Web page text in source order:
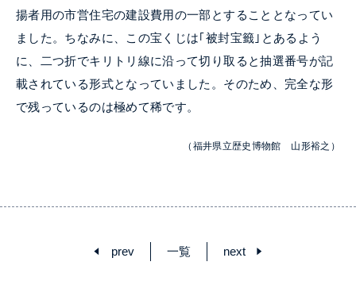
揚者用の市営住宅の建設費用の一部とすることとなってい
ました。ちなみに、この宝くじは｢被封宝籤｣とあるよう
に、二つ折でキリトリ線に沿って切り取ると抽選番号が記
載されている形式となっていました。そのため、完全な形
で残っているのは極めて稀です。
（福井県立歴史博物館 山形裕之）
prev 一覧 next